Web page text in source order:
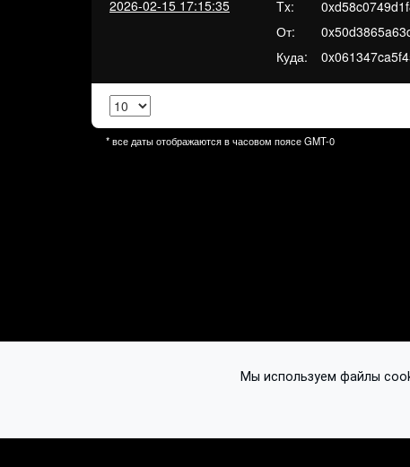
2026-02-15 17:15:35 Tx:
От:
Куда:
* все даты отображаются в часовом поясеGMT-0
Мы используем файлы